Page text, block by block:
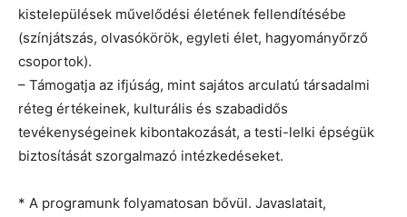
kistelepülések művelődési életének fellendítésébe
(színjátszás, olvasókörök, egyleti élet, hagyományőrző
csoportok).
– Támogatja az ifjúság, mint sajátos arculatú társadalmi
réteg értékeinek, kulturális és szabadidős
tevékenységeinek kibontakozását, a testi-lelki épségük
biztosítását szorgalmazó intézkedéseket.
* A programunk folyamatosan bővül. Javaslatait,